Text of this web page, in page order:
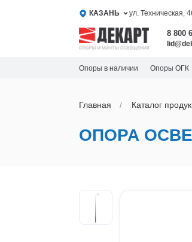
КАЗАНЬ ул. Техническая,
8 800
Опоры в наличии Опоры ОГК
Главная Каталог
ОПОРА